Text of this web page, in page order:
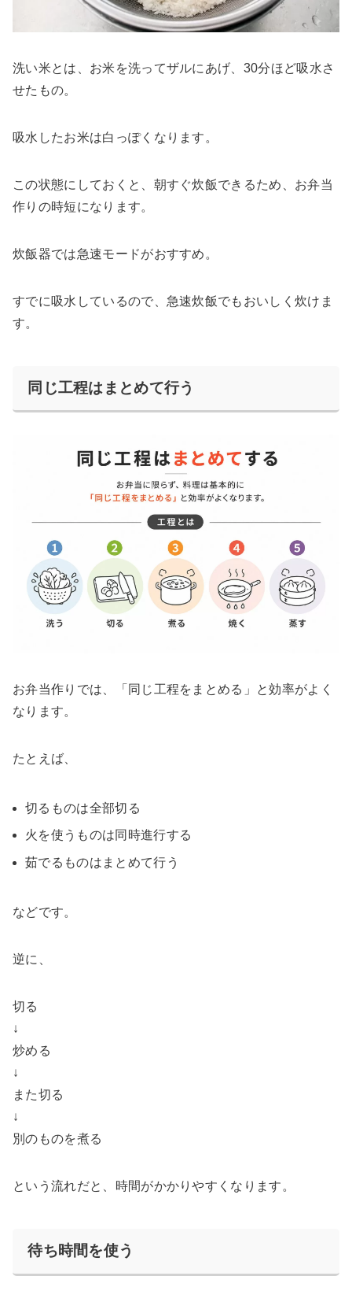
洗い米とは、お米を洗ってザルにあげ、30分ほど吸水さ
せたもの。
吸水したお米は白っぽくなります。
この状態にしておくと、朝すぐ炊飯できるため、お弁当
作りの時短になります。
炊飯器では急速モードがおすすめ。
すでに吸水しているので、急速炊飯でもおいしく炊けま
す。
同じ工程はまとめて行う
お弁当作りでは、「同じ工程をまとめる」と効率がよく
なります。
たとえば、
切るものは全部切る
火を使うものは同時進行する
茹でるものはまとめて行う
などです。
逆に、
切る
↓
炒める
↓
また切る
↓
別のものを煮る
という流れだと、時間がかかりやすくなります。
待ち時間を使う